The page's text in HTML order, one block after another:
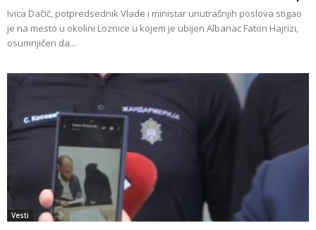
Ivica Dačić, potpredsednik Vlade i ministar unutrašnjih poslova stigao
je na mesto u okolini Loznice u kojem je ubijen Albanac Faton Hajrizi,
osumnjičen da...
Vesti